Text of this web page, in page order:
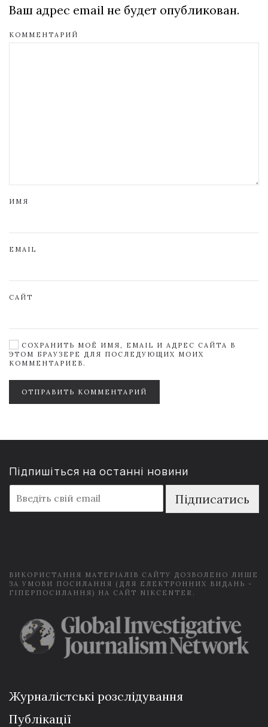
Ваш адрес email не будет опубликован.
КОММЕНТАРИЙ
ИМЯ
EMAIL
САЙТ
СОХРАНИТЬ МОЁ ИМЯ, EMAIL И АДРЕС САЙТА В
ЭТОМ БРАУЗЕРЕ ДЛЯ ПОСЛЕДУЮЩИХ МОИХ
КОММЕНТАРИЕВ.
ОТПРАВИТЬ КОММЕНТАРИЙ
Підпишіться на останні новини
m
a
Підписатись
ВИКОРИСТАННЯ МАТЕРІАЛІВ САЙТУ ДОЗВОЛЕНО ЛИШЕ
ЗА УМОВИ ПОСИЛАННЯ (ДЛЯ ЕЛЕКТРОННИХ ВИДАНЬ -
ГІПЕРПОСИЛАННЯ) НА САЙТ NIKCENTER.
Журналістські розслідування
Публікації